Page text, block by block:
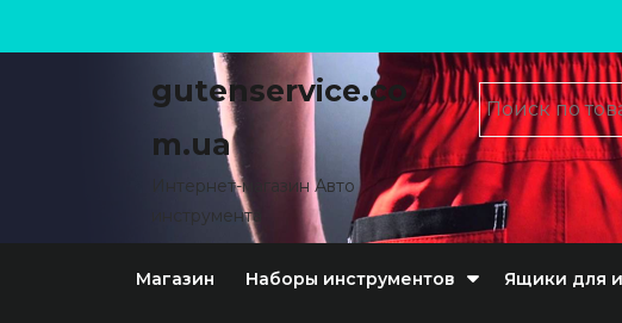
gutenservice.co
m.ua
Интернет-магазин Авто
инструмента
Магазин Наборы инструментов Ящики для